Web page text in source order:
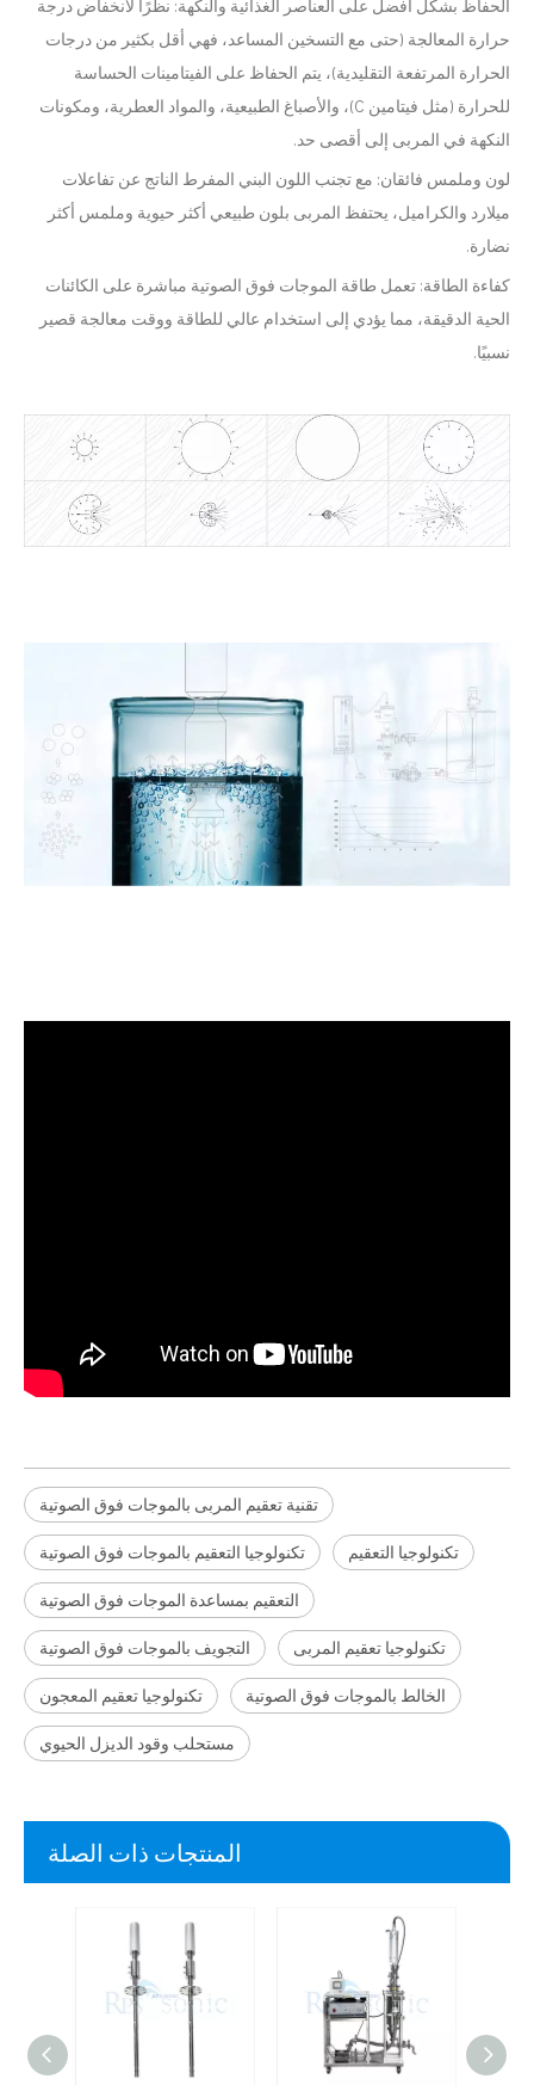
الحفاظ بشكل أفضل على العناصر الغذائية والنكهة: نظرًا لانخفاض درجة
حرارة المعالجة (حتى مع التسخين المساعد، فهي أقل بكثير من درجات
الحرارة المرتفعة التقليدية)، يتم الحفاظ على الفيتامينات الحساسة
للحرارة (مثل فيتامين C)، والأصباغ الطبيعية، والمواد العطرية، ومكونات
النكهة في المربى إلى أقصى حد.
لون وملمس فائقان: مع تجنب اللون البني المفرط الناتج عن تفاعلات
ميلارد والكراميل، يحتفظ المربى بلون طبيعي أكثر حيوية وملمس أكثر
نضارة.
كفاءة الطاقة: تعمل طاقة الموجات فوق الصوتية مباشرة على الكائنات
الحية الدقيقة، مما يؤدي إلى استخدام عالي للطاقة ووقت معالجة قصير
نسبيًا.
تقنية تعقيم المربى بالموجات فوق الصوتية
تكنولوجيا التعقيم بالموجات فوق الصوتية تكنولوجيا التعقيم
التعقيم بمساعدة الموجات فوق الصوتية
التجويف بالموجات فوق الصوتية تكنولوجيا تعقيم المربى
تكنولوجيا تعقيم المعجون الخالط بالموجات فوق الصوتية
مستحلب وقود الديزل الحيوي
المنتجات ذات الصلة